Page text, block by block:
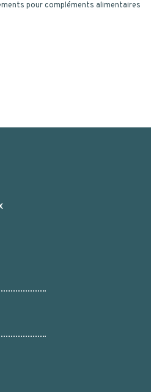
pour compléments alimentaires